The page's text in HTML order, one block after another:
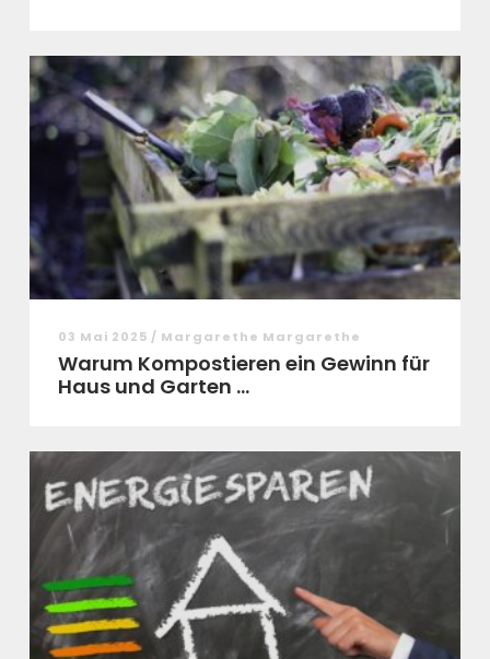
03 Mai 2025 / Margarethe Margarethe
Warum Kompostieren ein Gewinn für
Haus und Garten ...